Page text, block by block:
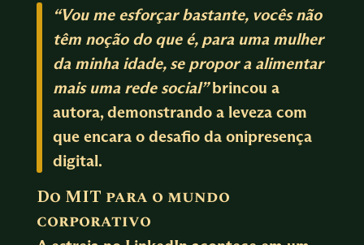
“Vou me esforçar bastante, vocês não
têm noção do que é, para uma mulher
da minha idade, se propor a alimentar
mais uma rede social”brincou a
autora, demonstrando a leveza com
que encara o desafio da onipresença
digital.
Do MIT para o mundo
corporativo